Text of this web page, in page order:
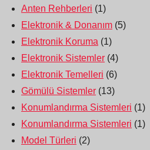
Anten Rehberleri (1)
Elektronik & Donanım (5)
Elektronik Koruma (1)
Elektronik Sistemler (4)
Elektronik Temelleri (6)
Gömülü Sistemler (13)
Konumlandırma Sistemleri (1)
Konumlandırma Sistemleri (1)
Model Türleri (2)